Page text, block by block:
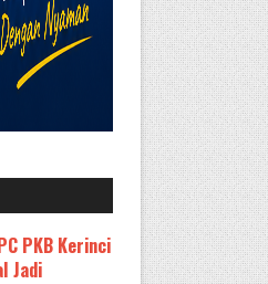
PKB Kerinci
Jadi